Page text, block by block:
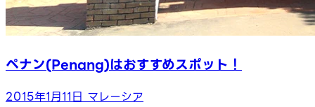
ペナン(Penang)はおすすめスポット！
2015年1月11日 マレーシア